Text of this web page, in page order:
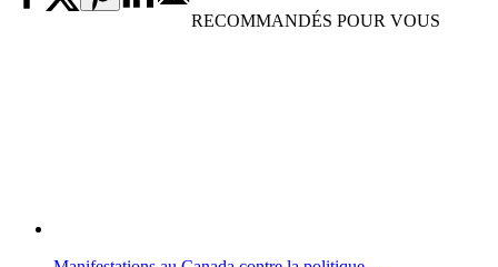
RECOMMANDÉS POUR VOUS